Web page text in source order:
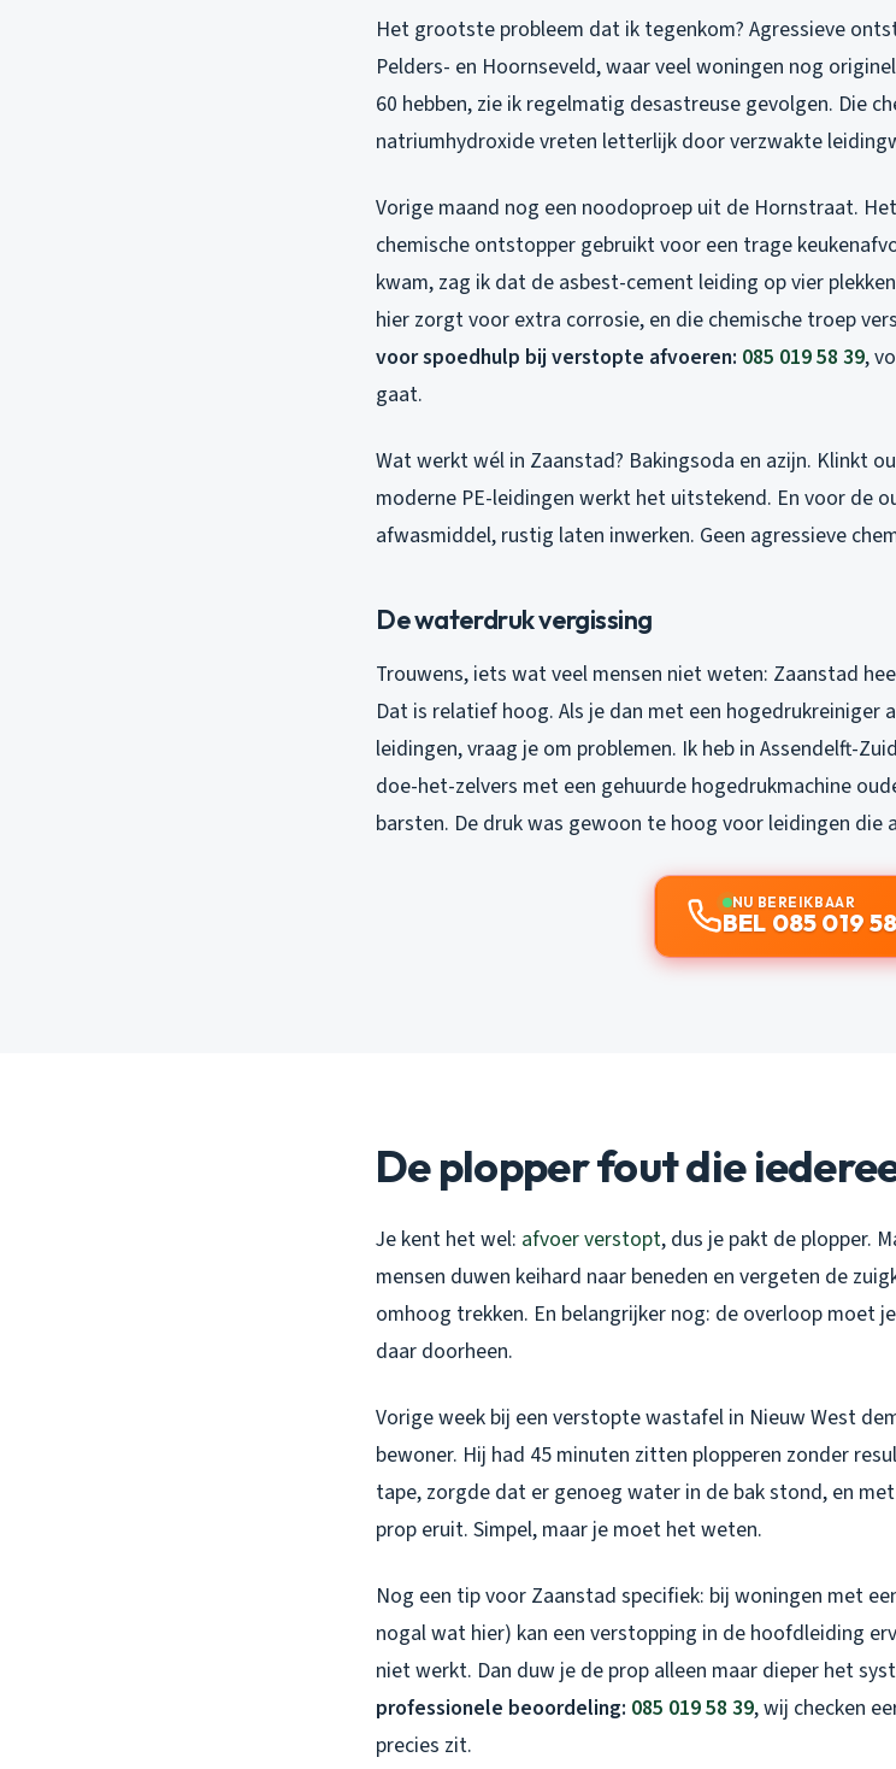
Het grootste probleem dat ik tegenkom? Agressieve
Pelders- en Hoornseveld, waar veel woningen nog
60 hebben, zie ik regelmatig desastreuse gevolgen. Die
natriumhydroxide vreten letterlijk door verzwakte
Vorige maand nog een noodoproep uit de Hornstraat.
chemische ontstopper gebruikt voor een trage
kwam, zag ik dat de asbest-cement leiding op vier
hier zorgt voor extra corrosie, en die chemische troep
voor spoedhulp bij verstopte afvoeren: 085 019 58 39,
gaat.
Wat werkt wél in Zaanstad? Bakingsoda en azijn. Klinkt
moderne PE-leidingen werkt het uitstekend. En voor de
afwasmiddel, rustig laten inwerken. Geen agressieve
De waterdruk vergissing
Trouwens, iets wat veel mensen niet weten: Zaanstad
Dat is relatief hoog. Als je dan met een hogedrukreiniger
leidingen, vraag je om problemen. Ik heb in Assendelft-
doe-het-zelvers met een gehuurde hogedrukmachine
barsten. De druk was gewoon te hoog voor leidingen die
NU BEREIKBAAR
BEL 085 019
De plopper fout die
Je kent het wel: afvoer verstopt, dus je pakt de plopper.
mensen duwen keihard naar beneden en vergeten de
omhoog trekken. En belangrijker nog: de overloop moet
daar doorheen.
Vorige week bij een verstopte wastafel in Nieuw West
bewoner. Hij had 45 minuten zitten plopperen zonder
tape, zorgde dat er genoeg water in de bak stond, en
prop eruit. Simpel, maar je moet het weten.
Nog een tip voor Zaanstad specifiek: bij woningen met
nogal wat hier) kan een verstopping in de hoofdleiding
niet werkt. Dan duw je de prop alleen maar dieper het
professionele beoordeling: 085 019 58 39, wij checken
precies zit.